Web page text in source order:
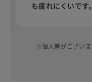
も疲れにくいです。
※個人差がございま